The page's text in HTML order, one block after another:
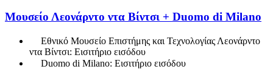
Μουσείο Λεονάρντο ντα Βίντσι + Duomo di Milano
Εθνικό Μουσείο Επιστήμης και Τεχνολογίας Λεονάρντο
ντα Βίντσι: Εισιτήριο εισόδου
Duomo di Milano: Εισιτήριο εισόδου